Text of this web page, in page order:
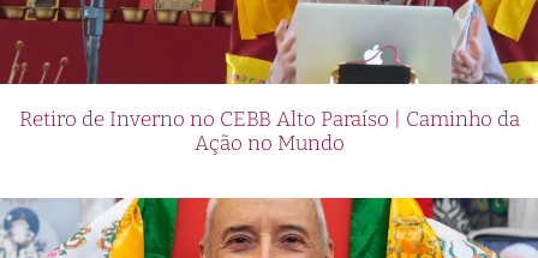
Retiro de Inverno no CEBB Alto Paraíso | Caminho da
Ação no Mundo